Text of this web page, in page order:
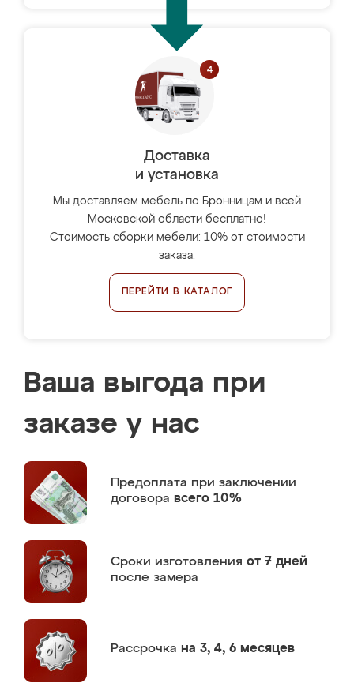
Доставка
и установка
Мы доставляем мебель по Бронницам и всей
Московской области бесплатно!
Стоимость сборки мебели: 10% от стоимости
заказа.
ПЕРЕЙТИ В КАТАЛОГ
Ваша выгода при
заказе у нас
Предоплата при заключении
договора всего 10%
Сроки изготовления от 7 дней
после замера
Рассрочка на 3, 4, 6 месяцев